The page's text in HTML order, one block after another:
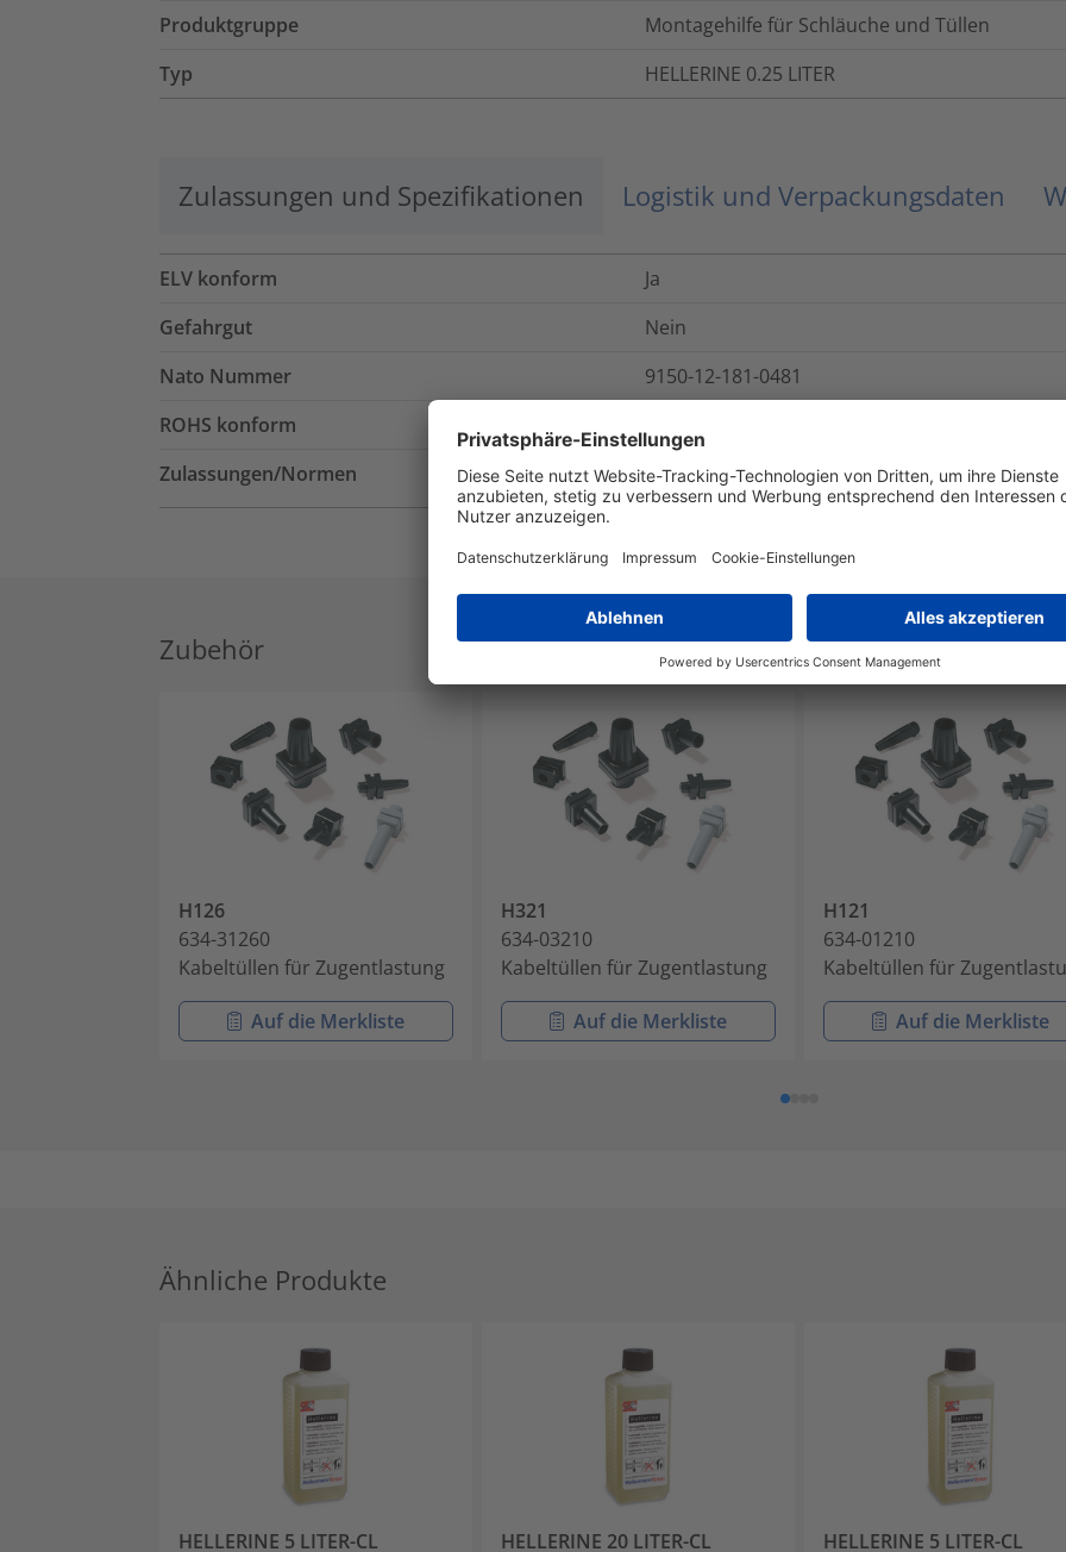
Produktgruppe
Montagehilfe für Schläuche und Tüllen
Typ
HELLERINE 0.25 LITER
Zulassungen und Spezifikationen Logistik und Verpackungsdaten
ELV konform
Ja
Gefahrgut
Nein
Nato Nummer
9150-12-181-0481
ROHS konform
Ja
Zulassungen/Normen
Zubehör
H126
634-31260
Kabeltüllen für Zugentlastung
Auf die Merkliste
H321
634-03210
Kabeltüllen für Zugentlastung
Auf die Merkliste
H121
634-01210
Kabeltüllen für
Auf die Merkliste
Ähnliche Produkte
HELLERINE 5 LITER-CL
HELLERINE 20 LITER-CL
HELLERINE 5 LITER-CL